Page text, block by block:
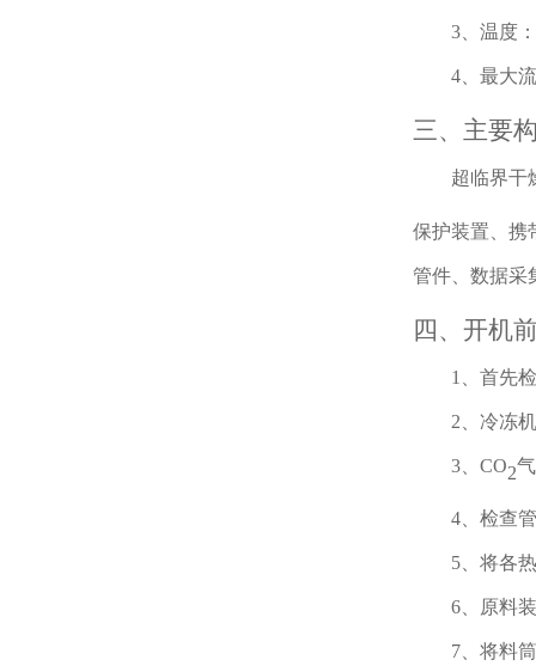
3、温度
4、最大
三、主要
超临界干
保护装置、携
管件、数据采
四、开机
1、首先
2、冷冻
3、 CO2
4、检查
5、将各
6、原料
7、将料